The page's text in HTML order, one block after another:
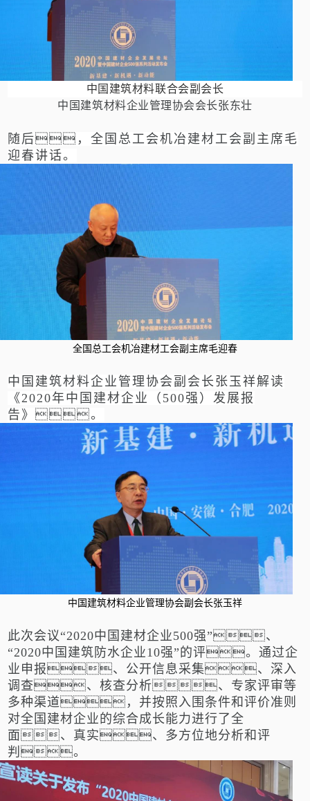
中国建筑材料联合会副会长
中国建筑材料企业管理协会会长张东壮
随后，全国总工会机冶建材工会副主席毛
迎春讲话。
全国总工会机冶建材工会副主席毛迎春
中国建筑材料企业管理协会副会长张玉祥解读
《2020年中国建材企业（500强）发展报
告》。
中国建筑材料企业管理协会副会长张玉祥
此次会议 “2020中国建材企业500强”、
“2020中国建筑防水企业10强”的评。通过企
业申报、公开信息采集、深入
调查、核查分析、专家评审等
多种渠道，并按照入围条件和评价准则
对全国建材企业的综合成长能力进行了全
面、真实、多方位地分析和评
判。